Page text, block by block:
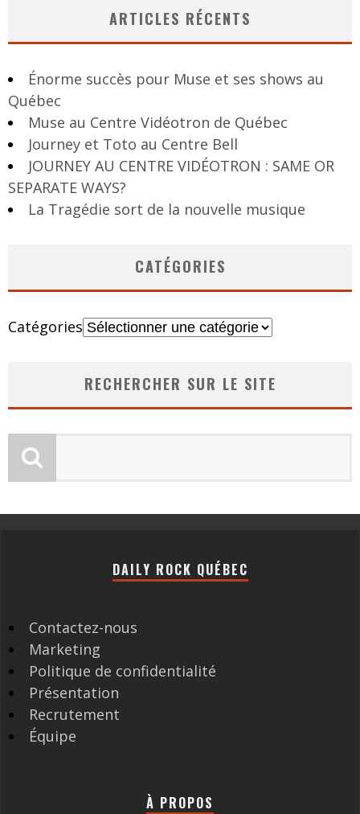
ARTICLES RÉCENTS
Énorme succès pour Muse et ses shows au
Québec
Muse au Centre Vidéotron de Québec
Journey et Toto au Centre Bell
JOURNEY AU CENTRE VIDÉOTRON : SAME OR
SEPARATE WAYS?
La Tragédie sort de la nouvelle musique
CATÉGORIES
Catégories
RECHERCHER SUR LE SITE
DAILY ROCK QUÉBEC
Contactez-nous
Marketing
Politique de confidentialité
Présentation
Recrutement
Équipe
À PROPOS